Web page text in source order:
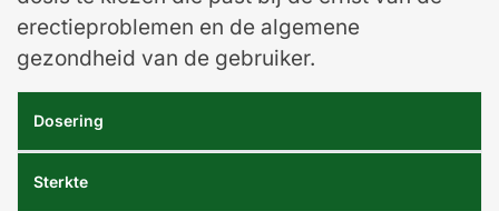
erectieproblemen en de algemene
gezondheid van de gebruiker.
Dosering
Sterkte